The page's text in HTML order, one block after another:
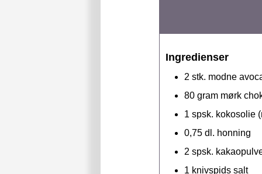
Ingredienser
2 stk. modne
80 gram mørk
1 spsk. kokosolie
0,75 dl. honning
2 spsk.
1 knivspids salt